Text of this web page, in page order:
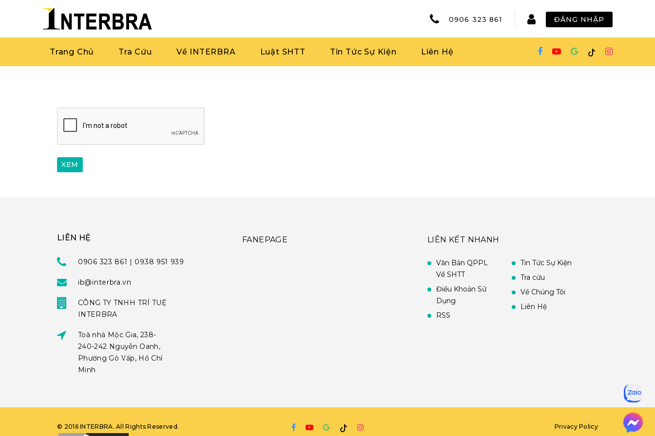
0906 323 861 ĐĂNG NHẬP
Trang Chủ Tra Cứu Về INTERBRA Luật SHTT Tin Tức Sự Kiện Liên Hệ
LIÊN HỆ
0906 323 861 | 0938 951 939
ib@interbra.vn
CÔNG TY TNHH TRÍ TUỆ
INTERBRA
Toà nhà Mộc Gia, 238-
240-242 Nguyễn Oanh,
Phường Gò Vấp, Hồ Chí
Minh
FANEPAGE LIÊN KẾT NHANH
Văn Bản QPPL
Về SHTT
Điều Khoản Sử
Dụng
RSS
Tin Tức Sự Kiện
Tra cứu
Về Chúng Tôi
Liên Hệ
© 2016 INTERBRA. All Rights Reserved. Privacy Policy